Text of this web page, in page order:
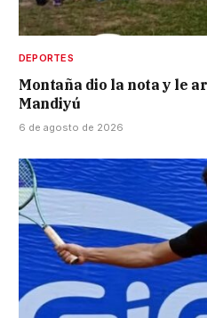
DEPORTES
Montaña dio la nota y le
Mandiyú
6 de agosto de 2026